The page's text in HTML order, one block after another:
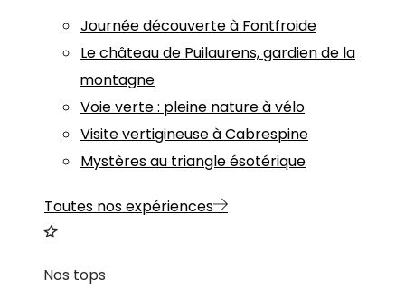
Journée découverte à Fontfroide
Le château de Puilaurens, gardien de la
montagne
Voie verte : pleine nature à vélo
Visite vertigineuse à Cabrespine
Mystères au triangle ésotérique
Toutes nos expériences
Nos tops